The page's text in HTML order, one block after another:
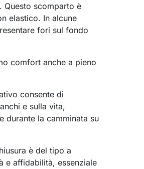
Questo scomparto è
elastico. In alcune
fori sul fondo
comfort anche a pieno
consente di
e sulla vita,
durante la camminata su
è del tipo a
e affidabilità, essenziale